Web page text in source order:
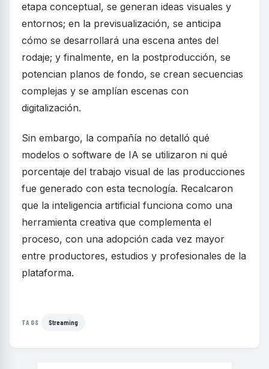
etapa conceptual, se generan ideas visuales y
entornos; en la previsualización, se anticipa
cómo se desarrollará una escena antes del
rodaje; y finalmente, en la postproducción, se
potencian planos de fondo, se crean secuencias
complejas y se amplían escenas con
digitalización.
Sin embargo, la compañía no detalló qué
modelos o software de IA se utilizaron ni qué
porcentaje del trabajo visual de las producciones
fue generado con esta tecnología. Recalcaron
que la inteligencia artificial funciona como una
herramienta creativa que complementa el
proceso, con una adopción cada vez mayor
entre productores, estudios y profesionales de la
plataforma.
TAGS Streaming